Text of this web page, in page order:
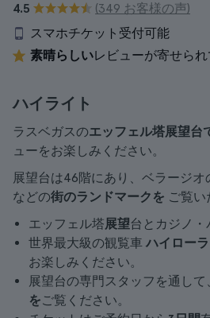
4.5
(349 お客様の声)
スマホチケット受付可能
素晴らしいレビューが寄せら
ハイライト
ラスベガスのエッフェル塔展望台
ューをお楽しみください。
展望台は46階にあり、ベラージ
などの街のランドマークを ご覧い
エッフェル塔展望台とカジノ・
世界最大級の観覧車 ハイロー
お楽しみください。
展望台の専門スタッフを通して
をご覧ください。